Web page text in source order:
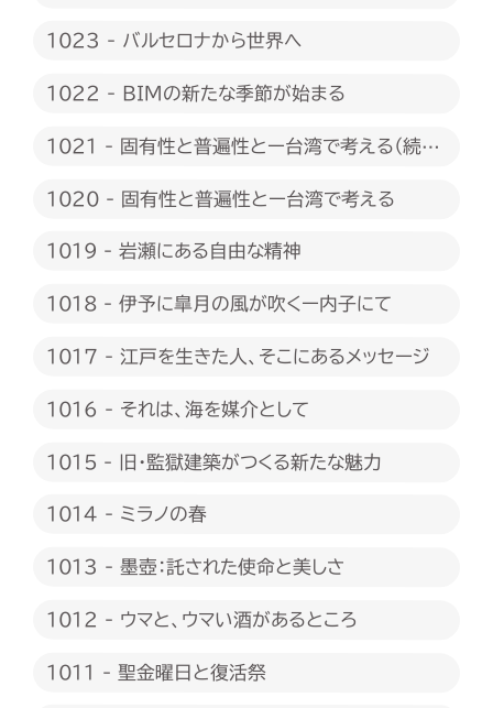
1023 - バルセロナから世界へ
1022 - BIMの新たな季節が始まる
1021 - 固有性と普遍性とー台湾で考える（続
1020 - 固有性と普遍性とー台湾で考える
1019 - 岩瀬にある自由な精神
1018 - 伊予に皐月の風が吹くー内子にて
1017 - 江戸を生きた人、そこにあるメッセージ
1016 - それは、海を媒介として
1015 - 旧・監獄建築がつくる新たな魅力
1014 - ミラノの春
1013 - 墨壺：託された使命と美しさ
1012 - ウマと、ウマい酒があるところ
1011 - 聖金曜日と復活祭